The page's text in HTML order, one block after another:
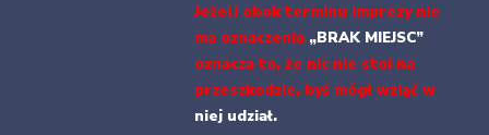
Jeżeli obok terminu imprezy nie
ma oznaczenia „BRAK MIEJSC”
oznacza to, że nic nie stoi na
przeszkodzie, byś mógł wziąć w
niej udział.